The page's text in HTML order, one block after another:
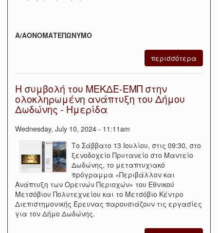
Α/ΑΟΝΟΜΑΤΕΠΩΝΥΜΟ
περισσότερα
Η συμβολή του ΜΕΚΔΕ-ΕΜΠ στην
ολοκληρωμένη ανάπτυξη του Δήμου
Δωδώνης - Ημερίδα
Wednesday, July 10, 2024 - 11:11am
Το Σάββατο 13 Ιουλίου, στις 09:30, στο
ξενοδοχείο Πρυτανείο στο Μαντείο
Δωδώνης, το μεταπτυχιακό
πρόγραμμα «Περιβάλλον και
Ανάπτυξη των Ορεινών Περιοχών» του Εθνικού
Μετσόβιου Πολυτεχνείου και το Μετσόβιο Κέντρο
Διεπιστημονικής Έρευνας παρουσιάζουν τις εργασίες
για τον Δήμο Δωδώνης.